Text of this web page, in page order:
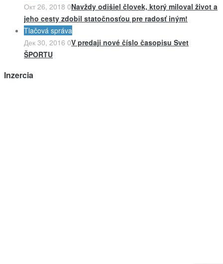
Окт 26, 2018 0Navždy odišiel človek, ktorý miloval život a
jeho cesty zdobil statočnosťou pre radosť iným!
Tlačová správa
Дек 30, 2016 0V predaji nové číslo časopisu Svet
ŠPORTU
Inzercia